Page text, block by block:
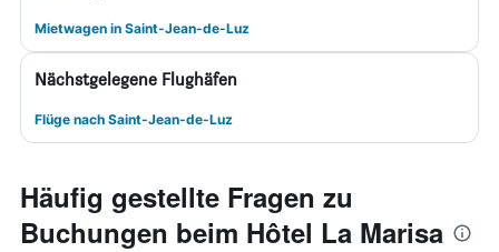
Mietwagen in Saint-Jean-de-Luz
Nächstgelegene Flughäfen
Flüge nach Saint-Jean-de-Luz
Häufig gestellte Fragen zu
Buchungen beim Hôtel La Marisa